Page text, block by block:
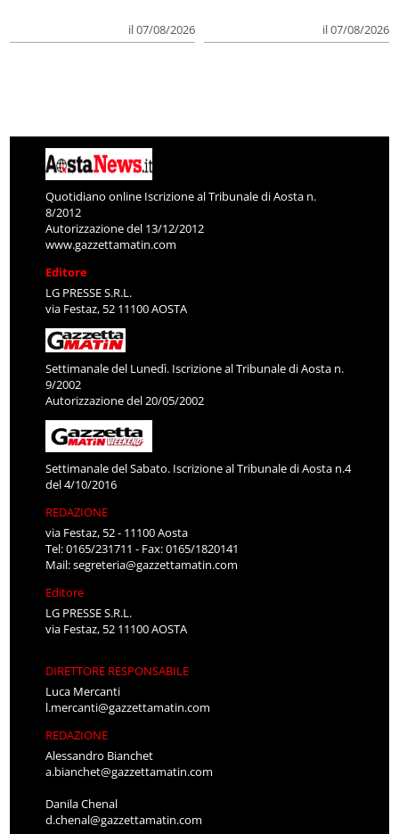
il 07/08/2026 il 07/08/2026
Quotidiano online Iscrizione al Tribunale di Aosta n.
8/2012
Autorizzazione del 13/12/2012
www.gazzettamatin.com
Editore
LG PRESSE S.R.L.
via Festaz, 52 11100 AOSTA
Settimanale del Lunedì. Iscrizione al Tribunale di Aosta n.
9/2002
Autorizzazione del 20/05/2002
Settimanale del Sabato. Iscrizione al Tribunale di Aosta n.4
del 4/10/2016
REDAZIONE
via Festaz, 52 - 11100 Aosta
Tel: 0165/231711 - Fax: 0165/1820141
Mail:segreteria@gazzettamatin.com
Editore
LG PRESSE S.R.L.
via Festaz, 52 11100 AOSTA
DIRETTORE RESPONSABILE
Luca Mercanti
l.mercanti@gazzettamatin.com
REDAZIONE
Alessandro Bianchet
a.bianchet@gazzettamatin.com
Danila Chenal
d.chenal@gazzettamatin.com